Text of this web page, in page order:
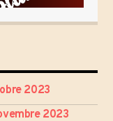
2023
2023